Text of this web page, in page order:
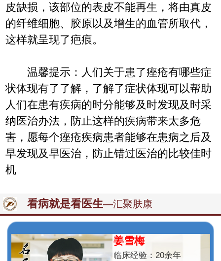
皮缺损，该部位的表皮不能再生，将由真皮
的纤维细胞、胶原以及增生的血管所取代，
这样就呈现了疤痕。
温馨提示：人们关于患了痤疮有哪些症
状体现有了了解，了解了症状体现可以帮助
人们在患有疾病的时分能够及时发现及时采
纳医治办法，防止这样的疾病带来太多危
害，愿每个痤疮疾病患者能够在患病之后及
早发现及早医治，防止错过医治的比较佳时
机
看病就是看医生—汇聚肤康
姜雪梅
临床经验：20余年